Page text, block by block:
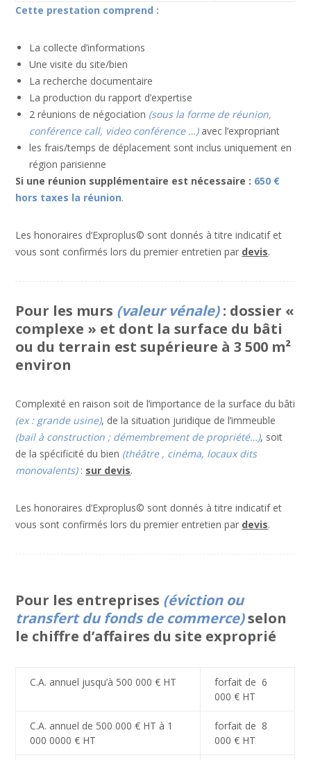
Cette prestation comprend :
La collecte d’informations
Une visite du site/bien
La recherche documentaire
La production du rapport d’expertise
2 réunions de négociation (sous la forme de réunion,
conférence call, video conférence …)avec l’expropriant
les frais/temps de déplacement sont inclus uniquement en
région parisienne
Si une réunion supplémentaire est nécessaire : 650 €
hors taxes la réunion.
Les honoraires d’Exproplus© sont donnés à titre indicatif et
vous sont confirmés lors du premier entretien par devis.
Pour les murs (valeur vénale): dossier «
complexe » et dont la surface du bâti
ou du terrain est supérieure à 3 500 m²
environ
Complexité en raison soit de l’importance de la surface du bâti
(ex : grande usine), de la situation juridique de l’immeuble
(bail à construction ; démembrement de propriété…), soit
de la spécificité du bien (théâtre , cinéma, locaux dits
monovalents): sur devis.
Les honoraires d’Exproplus© sont donnés à titre indicatif et
vous sont confirmés lors du premier entretien par devis.
Pour les entreprises (éviction ou
transfert du fonds de commerce)selon
le chiffre d’affaires du site exproprié
C.A. annuel jusqu’à 500 000 € HT
forfait de 6
000 € HT
C.A. annuel de 500 000 € HT à 1
000 0000 € HT
forfait de 8
000 € HT